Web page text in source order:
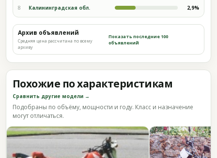
8 Калининградская обл. 2,9%
Архив объявлений
Средняя цена рассчитана по всему
архиву
Показать последние 100
объявлений
Похожие по характеристикам
Сравнить другие модели →
Подобраны по объёму, мощности и году. Класс и назначение
могут отличаться.